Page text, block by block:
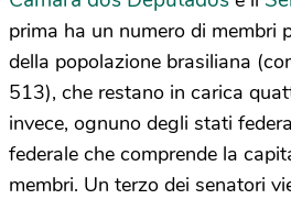
prima ha un numero di membri
della popolazione brasiliana
513), che restano in carica
invece, ognuno degli stati
federale che comprende la
membri. Un terzo dei senatori